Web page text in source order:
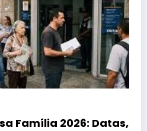
Família 2026: Datas,